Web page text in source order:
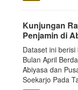
Kunjungan
Penjamin di
Dataset ini
Bulan April
Abiyasa dan
Soekarjo Pada